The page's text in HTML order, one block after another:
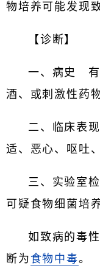
物培养可能发现
【诊断】
一、病史 有
酒、或刺激性药
二、临床表
适、恶心、呕吐
三、实验室
可疑食物细菌培
如致病的毒
断为 食物中毒。